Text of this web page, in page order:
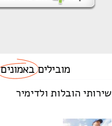
מוביליםבאמונים
שירותי הובלות ולדימיר